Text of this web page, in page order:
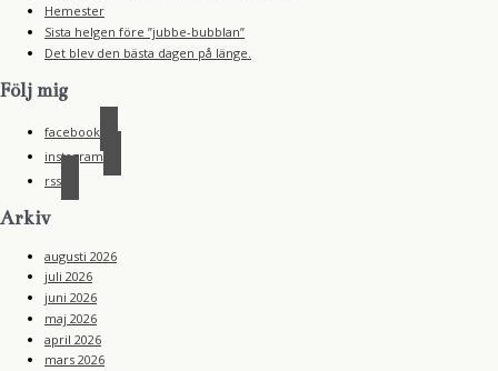
Hemester
Sista helgen före ”jubbe-bubblan”
Det blev den bästa dagen på länge.
Följ mig
facebook
instagram
rss
Arkiv
augusti 2026
juli 2026
juni 2026
maj 2026
april 2026
mars 2026